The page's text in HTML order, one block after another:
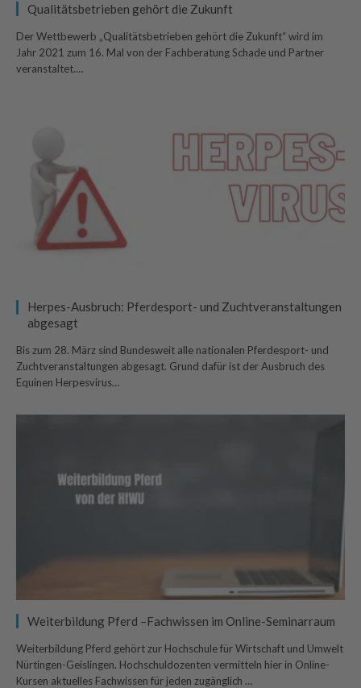
Qualitätsbetrieben gehört die Zukunft
Der Wettbewerb „Qualitätsbetrieben gehört die Zukunft“ wird im
Jahr 2021 zum 16. Mal von der Fachberatung Schade und Partner
veranstaltet.…
Herpes-Ausbruch: Pferdesport- und Zuchtveranstaltungen
abgesagt
Bis zum 28. März sind Bundesweit alle nationalen Pferdesport- und
Zuchtveranstaltungen abgesagt. Grund dafür ist der Ausbruch des
Equinen Herpesvirus…
Weiterbildung Pferd –Fachwissen im Online-Seminarraum
Weiterbildung Pferd gehört zur Hochschule für Wirtschaft und Umwelt
Nürtingen-Geislingen. Hochschuldozenten vermitteln hier in Online-
Kursen aktuelles Fachwissen für jeden zugänglich …